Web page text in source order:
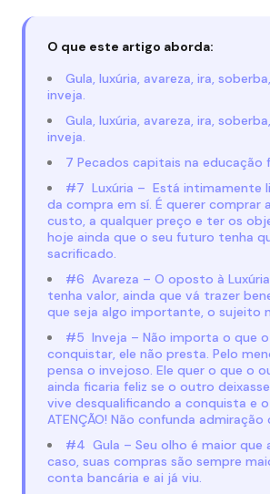
O que este artigo aborda:
Gula, luxúria, avareza, ira,
inveja.
Gula, luxúria, avareza, ira,
inveja.
7 Pecados capitais na educação
#7 Luxúria – Está intimamente
da compra em sí. É querer comprar
custo, a qualquer preço e ter os
hoje ainda que o seu futuro tenha
sacrificado.
#6 Avareza – O oposto à
tenha valor, ainda que vá trazer
que seja algo importante, o sujeito
#5 Inveja – Não importa o que
conquistar, ele não presta. Pelo
pensa o invejoso. Ele quer o que o
ainda ficaria feliz se o outro
vive desqualificando a conquista e
ATENÇÃO! Não confunda admiração
#4 Gula – Seu olho é maior que
caso, suas compras são sempre
conta bancária e ai já viu.